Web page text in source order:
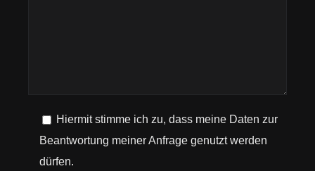
Hiermit stimme ich zu, dass meine Daten zur
Beantwortung meiner Anfrage genutzt werden
dürfen.